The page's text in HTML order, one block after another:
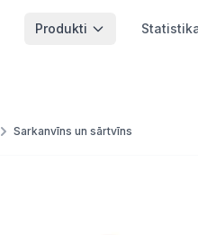
Produkti
Sarkanvīns un sārtvīns